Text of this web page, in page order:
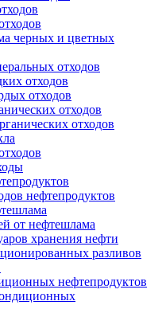
черных и цветных
отходов
отходов
отходов
отходов
отходов
нефтепродуктов
от нефтешлама
хранения нефти
разливов
нефтепродуктов